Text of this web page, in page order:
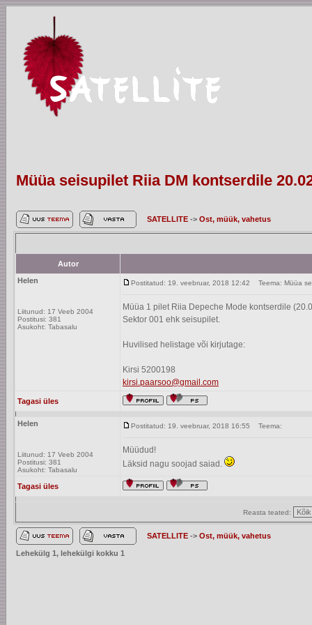
Müüa seisupilet Riia DM kontserdile
SATELLITE -> Ost, müük, vahetus
Autor
Helen
Liitunud: 17 Veeb 2004
Postitusi: 381
Asukoht: Tabasalu
Postitatud: 19. veebruar, 2018 12:42 Teema: Müüa
Müüa 1 pilet Riia Depeche Mode kontserdile
Sektor 001 ehk seisupilet.
Huvilised helistage või kirjutage:
Kirsi 5200198
kirsi.paarsoo@gmail.com
Tagasi üles
Helen
Liitunud: 17 Veeb 2004
Postitusi: 381
Asukoht: Tabasalu
Postitatud: 19. veebruar, 2018 16:55 Teema:
Müüdud!
Läksid nagu soojad saiad.
Tagasi üles
Reasta teated:
SATELLITE -> Ost, müük, vahetus
Lehekülg 1, lehekülgi kokku 1